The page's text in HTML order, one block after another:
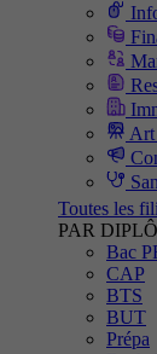
Toutes les
PAR
Bac
CAP
BTS
BUT
Prépa